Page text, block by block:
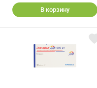
В корзину